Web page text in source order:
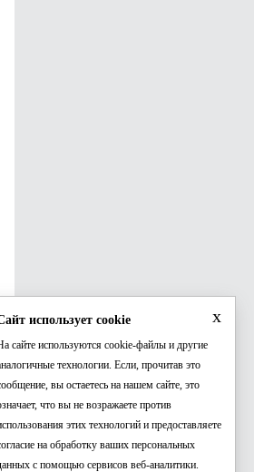
x
использует cookie
сайте используются cookie-файлы и другие
технологии. Если, прочитав это
вы остаетесь на нашем сайте, это
что вы не возражаете против
этих технологий и предоставляете
на обработку ваших персональных
с помощью сервисов веб-аналитики.